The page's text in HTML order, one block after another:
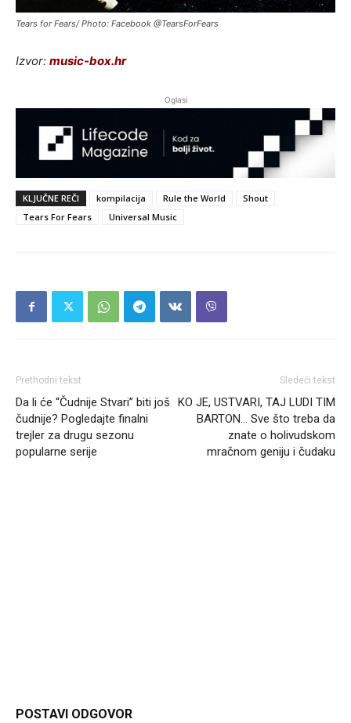
Tears for Fears/ Photo: Facebook @TearsForFears
Izvor: music-box.hr
Oglasi
KLJUČNE REČI kompilacija Rule the World
Shout
Tears For Fears
Universal Music
Prethodni tekst
Da li će “Čudnije Stvari” biti još
čudnije? Pogledajte finalni
trejler za drugu sezonu
popularne serije
Sledeći tekst
KO JE, USTVARI, TAJ LUDI TIM
BARTON… Sve što treba da
znate o holivudskom
mračnom geniju i čudaku
POSTAVI ODGOVOR